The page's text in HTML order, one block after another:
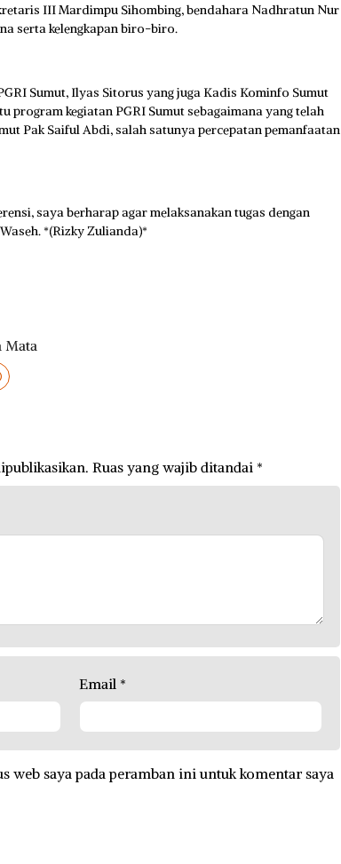
III Mardimpu Sihombing, bendahara Nadhratun Nur
serta kelengkapan biro-biro.
Sumut, Ilyas Sitorus yang juga Kadis Kominfo Sumut
program kegiatan PGRI Sumut sebagaimana yang telah
Pak Saiful Abdi, salah satunya percepatan pemanfaatan
saya berharap agar melaksanakan tugas dengan
*(Rizky Zulianda)*
Mata
Ruas yang wajib ditandai *
Email *
web saya pada peramban ini untuk komentar saya